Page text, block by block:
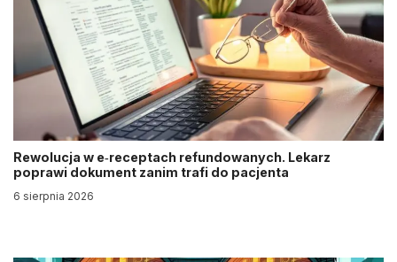
Rewolucja w e‑receptach refundowanych. Lekarz
poprawi dokument zanim trafi do pacjenta
6 sierpnia 2026